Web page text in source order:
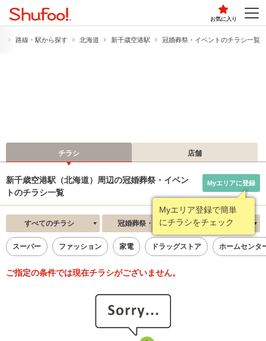
お気に入り
路線・駅から探す 北海道 新千歳空港駅 冠婚葬祭・イベントのチラシ一覧
チラシ 店舗
新千歳空港駅（北海道）周辺の冠婚葬祭・イベン
トのチラシ一覧
Myエリア登録で簡単
にチラシをチェック
Myエリアに登録
すべてのチラシ 冠婚葬祭・イベント 新着順
スーパー ファッション 家電 ドラッグストア ホームセンタ
ご指定の条件では現在チラシがございません。